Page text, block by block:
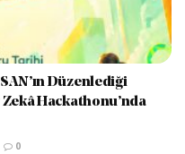
Düzenlediği
Zekâ Hackathonu’nda
0